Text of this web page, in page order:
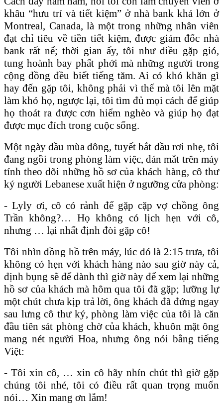
khâu “hưu trí và tiết kiệm” ở nhà bank khá lớn ở
Montreal, Canada, là một trong những nhân viên
đạt chỉ tiêu về tiền tiết kiệm, được giám đốc nhà
bank rất nể; thời gian ấy, tôi như diều gặp gió,
tung hoành bay phất phới mà những người trong
cộng đồng đều biết tiếng tăm. Ai có khó khăn gì
hay đến gặp tôi, không phải vì thế mà tôi lên mặt
làm khó họ, ngược lại, tôi tìm đủ mọi cách để giúp
họ thoát ra được cơn hiểm nghèo và giúp họ đạt
được mục đích trong cuộc sống.
Một ngày đầu mùa đông, tuyết bắt đầu rơi nhẹ, tôi
đang ngồi trong phòng làm việc, dán mắt trên máy
tính theo dõi những hồ sơ của khách hàng, cô thư
ký người Lebanese xuất hiện ở ngưỡng cửa phòng:
- Lyly ơi, cô có rảnh để gặp cặp vợ chồng ông
Trần không?… Họ không có lịch hẹn với cô,
nhưng … lại nhất định đòi gặp cô!
Tôi nhìn đồng hồ trên máy, lúc đó là 2:15 trưa, tôi
không có hẹn với khách hàng nào sau giờ này cả,
định bụng sẽ để dành thì giờ này để xem lại những
hồ sơ của khách mà hôm qua tôi đã gặp; lưỡng lự
một chút chưa kịp trả lời, ông khách đã đứng ngay
sau lưng cô thư ký, phòng làm việc của tôi là căn
đầu tiên sát phòng chờ của khách, khuôn mặt ông
mang nét người Hoa, nhưng ông nói bằng tiếng
Việt:
- Tôi xin cô, … xin cô hãy nhín chút thì giờ gặp
chúng tôi nhé, tôi có điều rất quan trọng muốn
nói… Xin mang ơn lắm!